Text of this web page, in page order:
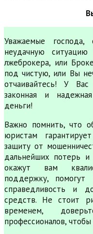
Уважаемые
неудачную
лжеброкера, или
под чистую, или Вы
отчаивайтесь! У
законная и
деньги!
Важно помнить, что
юристам
защиту от
дальнейших потерь
окажут вам
поддержку, помогут
справедливость и
средств. Не стоит
временем,
профессионалов,